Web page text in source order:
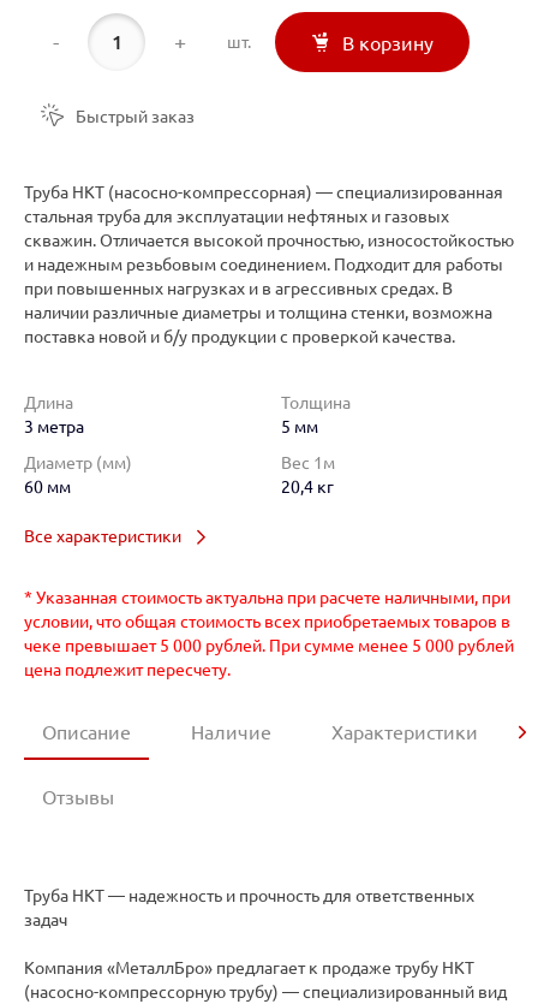
- + шт. В корзину
Быстрый заказ
Труба НКТ (насосно-компрессорная) — специализированная
стальная труба для эксплуатации нефтяных и газовых
скважин. Отличается высокой прочностью, износостойкостью
и надежным резьбовым соединением. Подходит для работы
при повышенных нагрузках и в агрессивных средах. В
наличии различные диаметры и толщина стенки, возможна
поставка новой и б/у продукции с проверкой качества.
Длина
3 метра
Толщина
5 мм
Диаметр (мм)
60 мм
Вес 1м
20,4 кг
Все характеристики
* Указанная стоимость актуальна при расчете наличными, при
условии, что общая стоимость всех приобретаемых товаров в
чеке превышает 5 000 рублей. При сумме менее 5 000 рублей
цена подлежит пересчету.
Описание Наличие Характеристики
Отзывы
Труба НКТ — надежность и прочность для ответственных
задач
Компания «МеталлБро» предлагает к продаже трубу НКТ
(насосно-компрессорную трубу) — специализированный вид